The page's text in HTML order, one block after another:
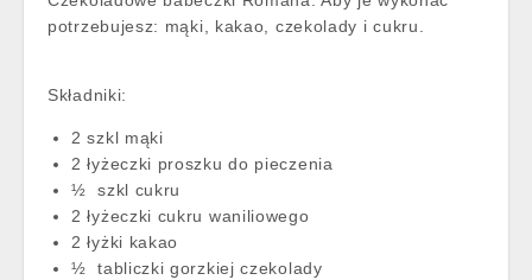
potrzebujesz: mąki, kakao, czekolady i cukru.
Składniki:
2 szkl mąki
2 łyżeczki proszku do pieczenia
½ szkl cukru
2 łyżeczki cukru waniliowego
2 łyżki kakao
½ tabliczki gorzkiej czekolady